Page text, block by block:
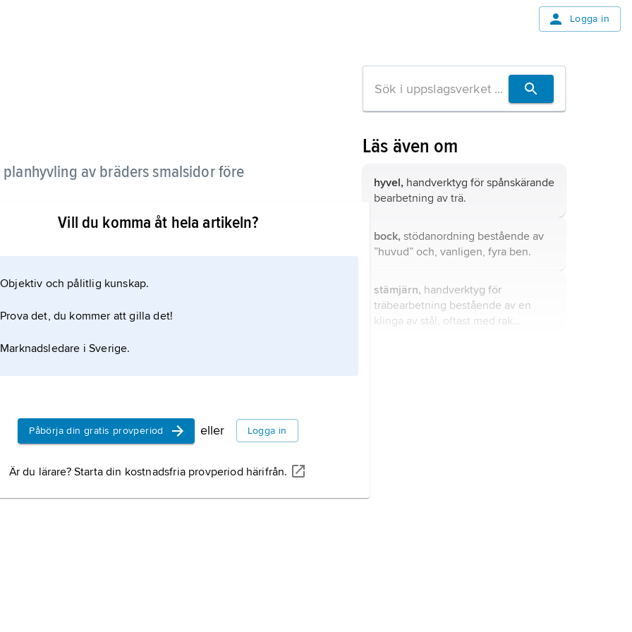
Logga in
av bräders smalsidor före
används också
Vill du komma åt hela artikeln?
Objektiv och pålitlig kunskap.
Prova det, du kommer att gilla det!
Marknadsledare i Sverige.
Påbörja din gratis provperiod eller Logga in
Är du lärare? Starta din kostnadsfria provperiod härifrån.
Läs även om
hyvel, handverktyg för spånskärande
bearbetning av trä.
bock, stödanordning bestående av
”huvud” och, vanligen, fyra ben.
stämjärn, handverktyg för
träbearbetning bestående av en
klinga av stål, oftast med rak